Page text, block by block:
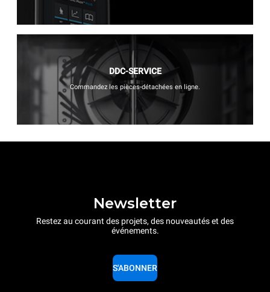
DDC-SERVICE
Commandez les pièces-détachées en ligne.
Newsletter
Restez au courant des projets, des nouveautés et des
événements.
S'ABONNER